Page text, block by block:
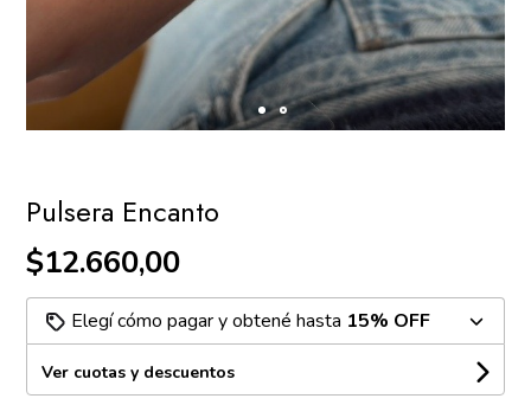
Pulsera Encanto
$12.660,00
Elegí cómo pagar y obtené hasta 15% OFF
Ver cuotas y descuentos